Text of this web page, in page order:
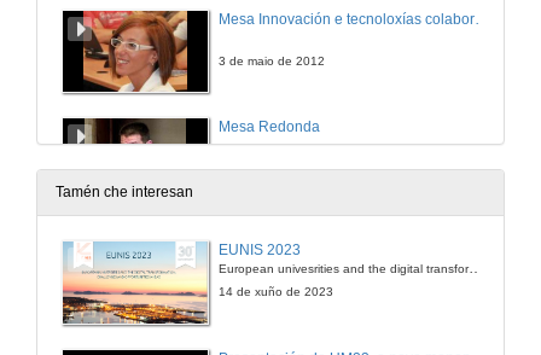
3 de maio de 2012
Mesa Redonda
3 de maio de 2012
3 de maio de 2012
Tamén che interesan
EUNIS 2023
European univesrities and the digital transformation: challenges and opportunities ahead
14 de xuño de 2023